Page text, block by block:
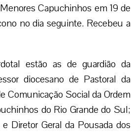
Capuchinhos em 19 de
no dia seguinte. Recebeu a
estão as de guardião da
diocesano de Pastoral da
Comunicação Social da Ordem
do Rio Grande do Sul;
Diretor Geral da Pousada dos